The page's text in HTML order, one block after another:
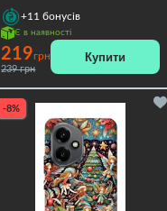
+11 бонусів
Є в наявності
219грн
239 грн
Купити
-8%